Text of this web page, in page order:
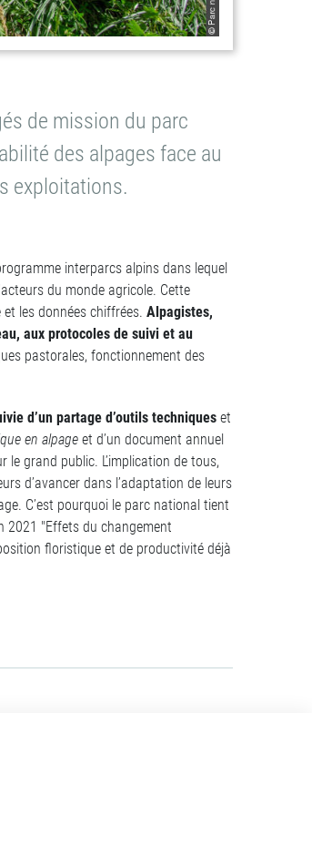
de mission du parc
des alpages face au
exploitations.
interparcs alpins dans lequel
du monde agricole. Cette
les données chiffrées. Alpagistes,
aux protocoles de suivi et au
pastorales, fonctionnement des
d’un partage d’outils techniques et
en alpage et d’un document annuel
le grand public. L’implication de tous,
d’avancer dans l’adaptation de leurs
C’est pourquoi le parc national tient
2021 "Effets du changement
floristique et de productivité déjà